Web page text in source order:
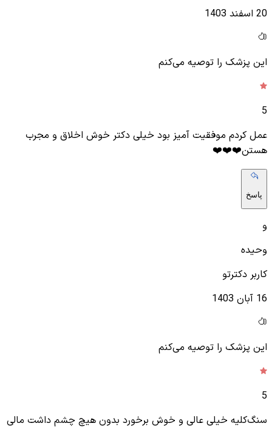
20 اسفند 1403
این پزشک را توصیه می‌کنم
5
عمل کردم موفقیت آمیز بود خیلی دکتر خوش اخلاق و مجرب
هستن❤️❤️❤️
پاسخ
و
وحیده
کاربر دکترتو
16 آبان 1403
این پزشک را توصیه می‌کنم
5
سنگ‌کلیه خیلی عالی و خوش برخورد بدون هیچ چشم داشت مالی